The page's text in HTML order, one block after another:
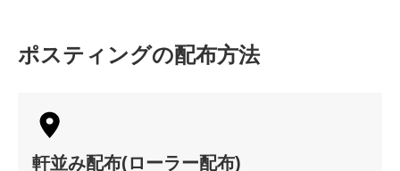
ポスティングの配布方法
軒並み配布(ローラー配布)